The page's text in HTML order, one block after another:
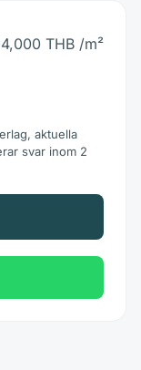
THB /m²
aktuella
svar inom 2